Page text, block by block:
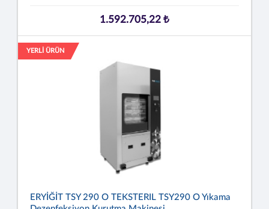
1.592.705,22 ₺
YERLİ ÜRÜN
ERYİĞİT TSY 290 O TEKSTERIL TSY290 O Yıkama